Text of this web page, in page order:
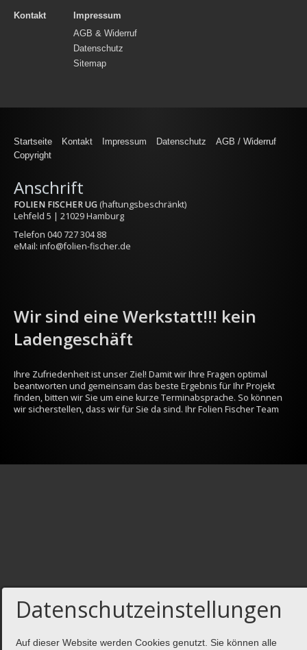
Kontakt
Impressum
AGB & Widerruf
Datenschutz
Sitemap
Startseite Kontakt Impressum Datenschutz
AGB / Widerruf
Copyright
Anschrift
FOLIEN FISCHER UG (haftungsbeschränkt)
Lehfeld 5 | 21029 Hamburg
Telefon 040 727 304 88
eMail: info@folien-fischer.de
Wir sind eine Werkstatt!!! kein
Ladengeschäft
Ihre Zufriedenheit ist unser Ziel! Damit wir Ihre Fragen optimal
beantworten und gemeinsam das beste Ergebnis für Ihr Projekt
finden, bitten wir Sie um eine kurze Terminabsprache. So können
wir sicherstellen, dass wir für Sie da sind. Ihr Folien Fischer Team
Datenschutzeinstellungen
Auf dieser Website werden Cookies genutzt. Sie können alle